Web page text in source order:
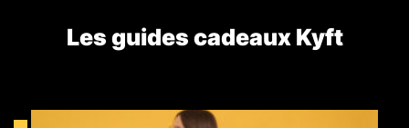
Les guides cadeaux Kyft​